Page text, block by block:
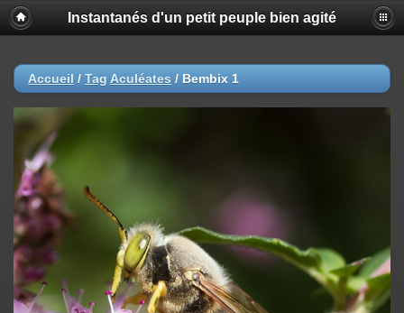
Instantanés d'un petit peuple bien agité
Accueil / Tag Aculéates / Bembix 1